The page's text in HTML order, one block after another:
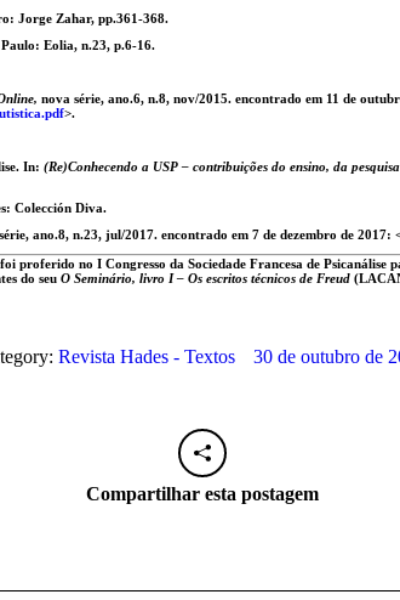
Jorge Zahar, pp.361-368.
Paulo: Eolia, n.23, p.6-16.
nova série, ano.6, n.8, nov/2015. encontrado em 11 de
>.
In: (Re)Conhecendo a USP – contribuições do ensino, da
Colección Diva.
ano.8, n.23, jul/2017. encontrado em 7 de dezembro de 2017:
proferido no I Congresso da Sociedade Francesa de Psicanálise
do seu O Seminário, livro I – Os escritos técnicos de Freud
Revista Hades - Textos 30 de outubro de
Compartilhar esta postagem